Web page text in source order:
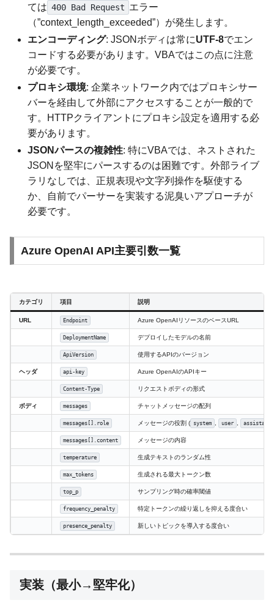
ては 400 Bad Request エラー
（”context_length_exceeded”）が発生します。
エンコーディング: JSONボディは常にUTF-8でエン
コードする必要があります。VBAではこの点に注意
が必要です。
プロキシ環境: 企業ネットワーク内ではプロキシサー
バーを経由して外部にアクセスすることが一般的で
す。HTTPクライアントにプロキシ設定を適用する必
要があります。
JSONパースの複雑性: 特にVBAでは、ネストされた
JSONを堅牢にパースするのは困難です。外部ライブ
ラリなしでは、正規表現や文字列操作を駆使する
か、自前でパーサーを実装する泥臭いアプローチが
必要です。
Azure OpenAI API主要引数一覧
カテゴリ 項目 説明
URL Endpoint Azure OpenAIリソースのベースURL
DeploymentName デプロイしたモデルの名前
ApiVersion 使用するAPIのバージョン
ヘッダ api-key Azure OpenAIのAPIキー
Content-Type リクエストボディの形式
ボディ messages チャットメッセージの配列
messages[].role メッセージの役割 ( system user assistant
messages[].content メッセージの内容
temperature 生成テキストのランダム性
max_tokens 生成される最大トークン数
top_p サンプリング時の確率閾値
frequency_penalty 特定トークンの繰り返しを抑える度合い
presence_penalty 新しいトピックを導入する度合い
実装（最小→堅牢化）